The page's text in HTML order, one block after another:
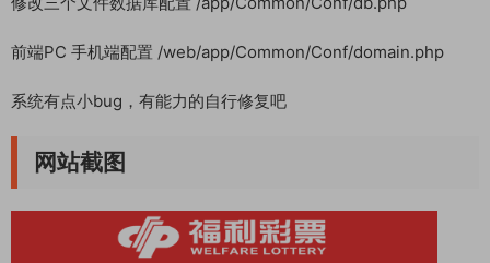
前端PC 手机端配置 /web/app/Common/Conf/domain.php
系统有点小bug，有能力的自行修复吧
网站截图